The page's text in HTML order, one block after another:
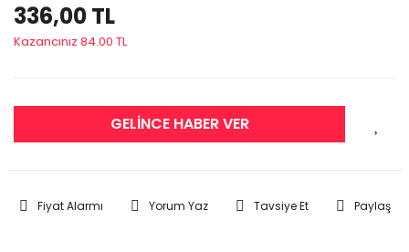
336,00 TL
Kazancınız 84.00 TL
GELİNCE HABER VER
Fiyat Alarmı Yorum Yaz Tavsiye Et Paylaş